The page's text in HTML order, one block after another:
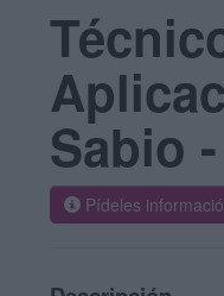
Sabio
Pídeles